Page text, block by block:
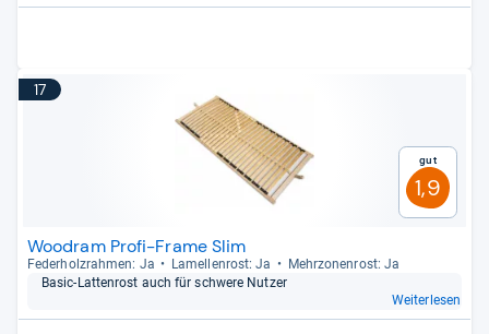
17
Gut
1,9
Woodram Profi-Frame Slim
Feder­holz­rah­men: Ja Lamel­len­rost: Ja
Mehr­zo­nen­rost: Ja
Basic-​Lat­ten­rost auch für schwere Nut­zer
Weiterlesen